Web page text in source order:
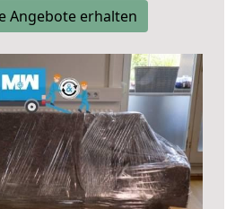
Angebote erhalten